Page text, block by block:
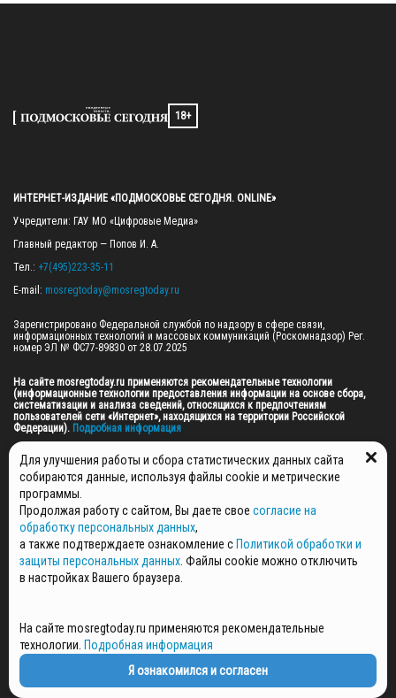
18+
ИНТЕРНЕТ-ИЗДАНИЕ «ПОДМОСКОВЬЕ СЕГОДНЯ. ONLINE»
Учредители: ГАУ МО «Цифровые Медиа»
Главный редактор — Попов И. А.
Тел.: +7(495)223-35-11
E-mail: mosregtoday@mosregtoday.ru
Зарегистрировано Федеральной службой по надзору в сфере связи,
информационных технологий и массовых коммуникаций (Роскомнадзор) Рег.
номер ЭЛ № ФС77-89830 от 28.07.2025
На сайте mosregtoday.ru применяются рекомендательные технологии
(информационные технологии предоставления информации на основе сбора,
систематизации и анализа сведений, относящихся к предпочтениям
пользователей сети «Интернет», находящихся на территории Российской
Федерации). Подробная информация
© 2026 ПРАВА НА ВСЕ МАТЕРИАЛЫ САЙТА ПРИНАДЛЕЖАТ ГАУ МО "ЦИФРОВЫЕ
МЕДИА" (ОГРН: 1255000059467).
ПОЛИТИКА ОБРАБОТКИ И ЗАЩИТЫ ПЕРСОНАЛЬНЫХ ДАННЫХ
НОВОСТИ
ГАЗЕТЫ
РЕКЛАМОДАТЕЛЯМ
СПЕЦПРОЕКТЫ
СТАТЬИ
ПОЛИТИКА КОНФИДЕНЦИАЛЬНОСТИ
Для улучшения работы и сбора статистических данных сайта
собираются данные, используя файлы cookie и метрические
программы.
Продолжая работу с сайтом, Вы даете свое согласие на
обработку персональных данных,
а также подтверждаете ознакомление с Политикой обработки и
защиты персональных данных . Файлы cookie можно отключить
в настройках Вашего браузера.
На сайте mosregtoday.ru применяются рекомендательные
технологии. Подробная информация
Я ознакомился и согласен